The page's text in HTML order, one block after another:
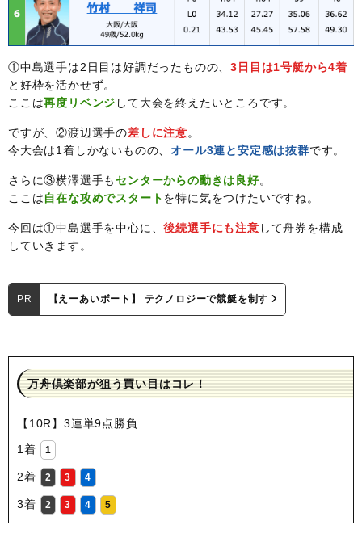
①中島選手は2日目は好調だったものの、3日目は1号艇から4着
と好枠を活かせず。
ここは再度リベンジ して大会を終えたいところです。
ですが、②渡辺選手の差しに注意。
今大会は1着しかないものの、オール3連と安定感は抜群です。
さらに③横澤選手もセンターからの動きは良好。
ここは自在な攻めでスタートを特に気をつけたいですね。
今回は①中島選手を中心に、後続選手にも注意 して舟券を構成
していきます。
PR 【えーあいボート】 テクノロジーで競艇を制す
万舟倶楽部が狙う買い目はコレ！
【10R】3連単9点勝負
1着
1
2着 2 3 4
3着 2 3 4 5